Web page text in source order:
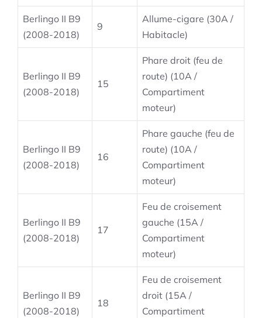
Berlingo II B9
(2008-2018)
9
Allume-cigare (30A /
Habitacle)
Berlingo II B9
(2008-2018)
15
Phare droit (feu de
route) (10A /
Compartiment
moteur)
Berlingo II B9
(2008-2018)
16
Phare gauche (feu de
route) (10A /
Compartiment
moteur)
Berlingo II B9
(2008-2018)
17
Feu de croisement
gauche (15A /
Compartiment
moteur)
Berlingo II B9
(2008-2018)
18
Feu de croisement
droit (15A /
Compartiment